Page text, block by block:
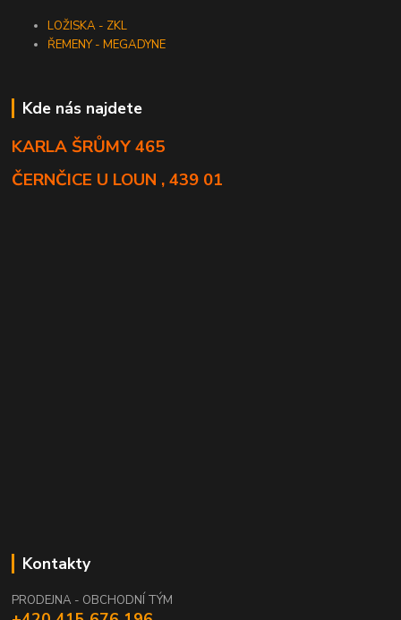
LOŽISKA - ZKL
ŘEMENY - MEGADYNE
Kde nás najdete
KARLA ŠRŮMY 465
ČERNČICE U LOUN , 439 01
Kontakty
PRODEJNA - OBCHODNÍ TÝM